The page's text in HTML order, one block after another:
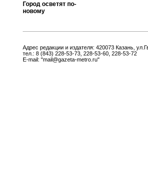
Город осветят по-
новому
Адрес редакции и издателя: 420073 Казань,
тел.: 8 (843) 228-53-73, 228-53-60, 228-53-72
E-mail: "mail@gazeta-metro.ru"